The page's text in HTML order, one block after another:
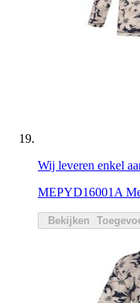
Wij leveren enkel
MEPYD16001A
Bekijken